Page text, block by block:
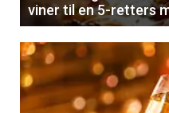
viner til en 5-retters